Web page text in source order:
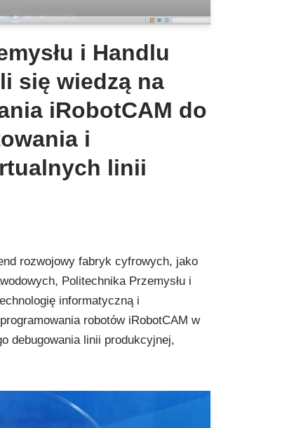
i Handlu
się wiedzą na
iRobotCAM do
i
linii
rozwojowy fabryk cyfrowych, jako
Politechnika Przemysłu i
informatyczną i
robotów iRobotCAM w
debugowania linii produkcyjnej,